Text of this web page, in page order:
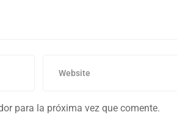
para la próxima vez que comente.